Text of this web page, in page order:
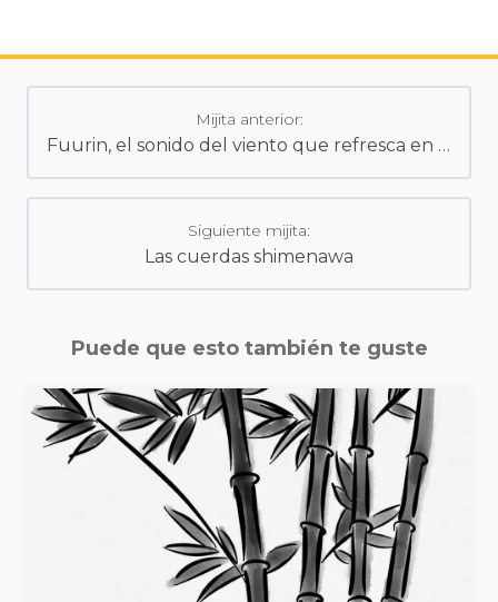
Mijita anterior:
Fuurin, el sonido del viento que refresca en verano
Siguiente mijita:
Las cuerdas shimenawa
Puede que esto también te guste